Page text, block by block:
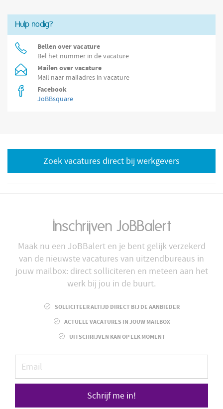
Hulp nodig?
Bellen over vacature
Bel het nummer in de vacature
Mailen over vacature
Mail naar mailadres in vacature
Facebook
JoBBsquare
Zoek vacatures direct bij werkgevers
Inschrijven JoBBalert
Maak nu een JoBBalert en je bent gelijk verzekerd
van de nieuwste vacatures van uitzendbureaus in
jouw mailbox: direct solliciteren en meteen aan het
werk bij jou in de buurt.
SOLLICITEER ALTIJD DIRECT BIJ DE AANBIEDER
ACTUELE VACATURES IN JOUW MAILBOX
UITSCHRIJVEN KAN OP ELK MOMENT
Schrijf me in!